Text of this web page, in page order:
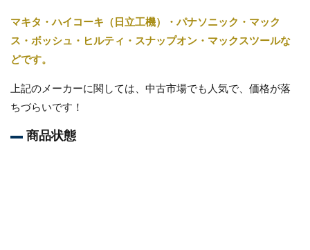
マキタ・ハイコーキ（日立工機）・パナソニック・マック
ス・ボッシュ・ヒルティ・スナップオン・マックスツールな
どです。
上記のメーカーに関しては、中古市場でも人気で、価格が落
ちづらいです！
商品状態